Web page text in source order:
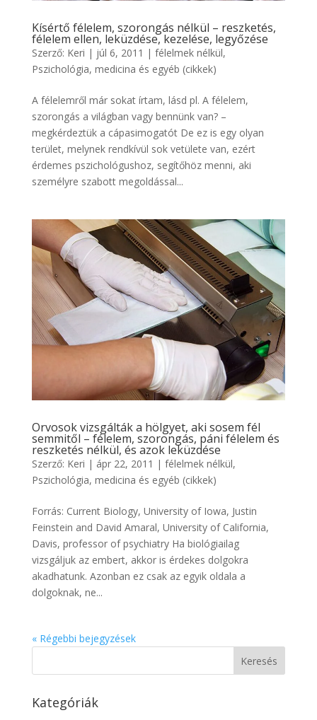
Kísértő félelem, szorongás nélkül – reszketés,
félelem ellen, leküzdése, kezelése, legyőzése
Szerző: Keri | júl 6, 2011 | félelmek nélkül,
Pszichológia, medicina és egyéb (cikkek)
A félelemről már sokat írtam, lásd pl. A félelem,
szorongás a világban vagy bennünk van? –
megkérdeztük a cápasimogatót De ez is egy olyan
terület, melynek rendkívül sok vetülete van, ezért
érdemes pszichológushoz, segítőhöz menni, aki
személyre szabott megoldással...
Orvosok vizsgálták a hölgyet, aki sosem fél
semmitől – félelem, szorongás, páni félelem és
reszketés nélkül, és azok leküzdése
Szerző: Keri | ápr 22, 2011 | félelmek nélkül,
Pszichológia, medicina és egyéb (cikkek)
Forrás: Current Biology, University of Iowa, Justin
Feinstein and David Amaral, University of California,
Davis, professor of psychiatry Ha biológiailag
vizsgáljuk az embert, akkor is érdekes dolgokra
akadhatunk. Azonban ez csak az egyik oldala a
dolgoknak, ne...
« Régebbi bejegyzések
Kategóriák